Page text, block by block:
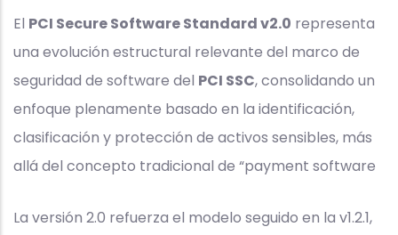
El PCI Secure Software Standard v2.0 representa
una evolución estructural relevante del marco de
seguridad de software del PCI SSC, consolidando un
enfoque plenamente basado en la identificación,
clasificación y protección de activos sensibles, más
allá del concepto tradicional de “payment software
La versión 2.0 refuerza el modelo seguido en la v1.2.1,